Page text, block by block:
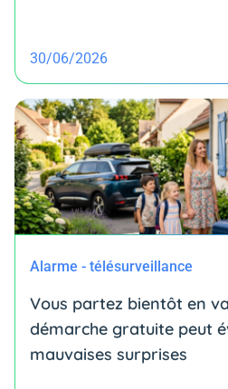
30/06/2026
Alarme - télésurveillance
Vous partez bientôt en
démarche gratuite peut
mauvaises surprises